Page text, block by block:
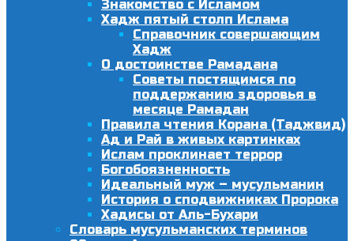
Знакомство с Исламом
Хадж пятый столп Ислама
Справочник совершающим
Хадж
О достоинстве Рамадана
Советы постящимся по
поддержанию здоровья в
месяце Рамадан
Правила чтения Корана (Таджвид)
Ад и Рай в живых картинках
Ислам проклинает террор
Богобоязненность
Идеальный муж – мусульманин
История о сподвижниках Пророка
Хадисы от Аль-Бухари
Словарь мусульманских терминов